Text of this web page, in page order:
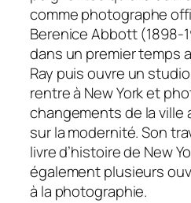
comme photographe
Berenice Abbott (1898-
dans un premier temps
Ray puis ouvre un studio
rentre à New York et
changements de la ville
sur la modernité. Son
livre d’histoire de New
également plusieurs
à la photographie.